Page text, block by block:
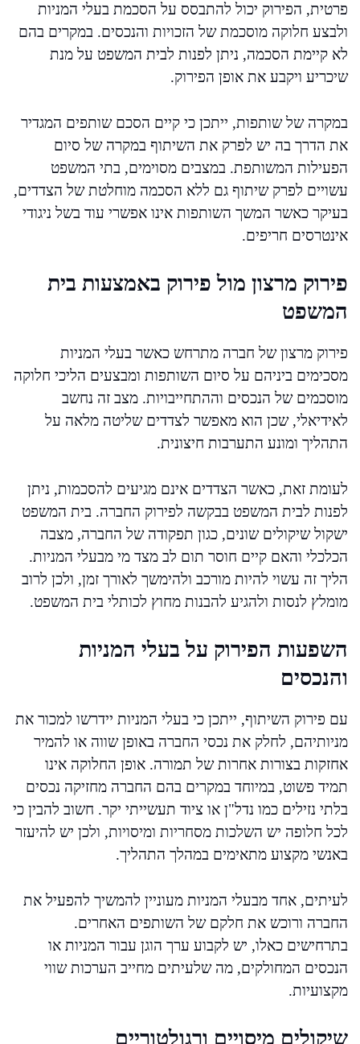
פרטית, הפירוק יכול להתבסס על הסכמת בעלי המניות
ולבצע חלוקה מוסכמת של הזכויות והנכסים. במקרים בהם
לא קיימת הסכמה, ניתן לפנות לבית המשפט על מנת
שיכריע ויקבע את אופן הפירוק.
במקרה של שותפות, ייתכן כי קיים הסכם שותפים המגדיר
את הדרך בה יש לפרק את השיתוף במקרה של סיום
הפעילות המשותפת. במצבים מסוימים, בתי המשפט
עשויים לפרק שיתוף גם ללא הסכמה מוחלטת של הצדדים,
בעיקר כאשר המשך השותפות אינו אפשרי עוד בשל ניגודי
אינטרסים חריפים.
פירוק מרצון מול פירוק באמצעות בית
המשפט
פירוק מרצון של חברה מתרחש כאשר בעלי המניות
מסכימים ביניהם על סיום השותפות ומבצעים הליכי חלוקה
מוסכמים של הנכסים וההתחייבויות. מצב זה נחשב
לאידיאלי, שכן הוא מאפשר לצדדים שליטה מלאה על
התהליך ומונע התערבות חיצונית.
לעומת זאת, כאשר הצדדים אינם מגיעים להסכמות, ניתן
לפנות לבית המשפט בבקשה לפירוק החברה. בית המשפט
ישקול שיקולים שונים, כגון תפקודה של החברה, מצבה
הכלכלי והאם קיים חוסר תום לב מצד מי מבעלי המניות.
הליך זה עשוי להיות מורכב ולהימשך לאורך זמן, ולכן לרוב
מומלץ לנסות ולהגיע להבנות מחוץ לכותלי בית המשפט.
השפעות הפירוק על בעלי המניות
והנכסים
עם פירוק השיתוף, ייתכן כי בעלי המניות יידרשו למכור את
מניותיהם, לחלק את נכסי החברה באופן שווה או להמיר
אחזקות בצורות אחרות של תמורה. אופן החלוקה אינו
תמיד פשוט, במיוחד במקרים בהם החברה מחזיקה נכסים
בלתי נזילים כמו נדל"ן או ציוד תעשייתי יקר. חשוב להבין כי
לכל חלופה יש השלכות מסחריות ומיסויות, ולכן יש להיעזר
באנשי מקצוע מתאימים במהלך התהליך.
לעיתים, אחד מבעלי המניות מעוניין להמשיך להפעיל את
החברה ורוכש את חלקם של השותפים האחרים.
בתרחישים כאלו, יש לקבוע ערך הוגן עבור המניות או
הנכסים המחולקים, מה שלעיתים מחייב הערכות שווי
מקצועיות.
שיקולים מיסויים ורגולטוריים